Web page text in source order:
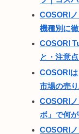
COSORI
機種別に
COSORI
と・注意
COSORI
市場の売
COSORI
ボ」で何
COSORI